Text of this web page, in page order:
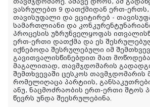
ვასრულებთ 9 დათქმიდან ერთ-
თავისუფალი და ვციტირებ -
სამართლიანი და
პროცესის უზრუნველყოფას
ერთ-ერთი დათქმა და ეს
იქნებოდა შესრულებული იმ
გავითვალისწინებდით მათ
მაგალითად, თავმჯდომარის
შემთხვევაში ცესკოს თავმჯდომარის
რომელიღაცა პარტიის,
ანუ, ნაცმოძრაობის ერთ-ერთი შტოს
წევრს უნდა შეესრულებინა.